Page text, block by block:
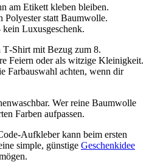
am Etikett kleben bleiben.
Polyester statt Baumwolle.
Luxusgeschenk.
mit Bezug zum 8.
Feiern oder als witzige Kleinigkeit.
Farbauswahl achten, wenn dir
Wer reine Baumwolle
Farben aufpassen.
kann beim ersten
simple, günstige Geschenkidee